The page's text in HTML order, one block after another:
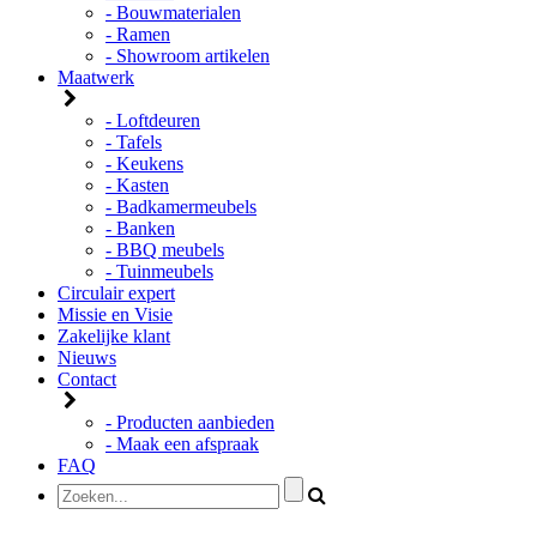
- Bouwmaterialen
- Ramen
- Showroom artikelen
Maatwerk
- Loftdeuren
- Tafels
- Keukens
- Kasten
- Badkamermeubels
- Banken
- BBQ meubels
- Tuinmeubels
Circulair expert
Missie en Visie
Zakelijke klant
Nieuws
Contact
- Producten aanbieden
- Maak een afspraak
FAQ